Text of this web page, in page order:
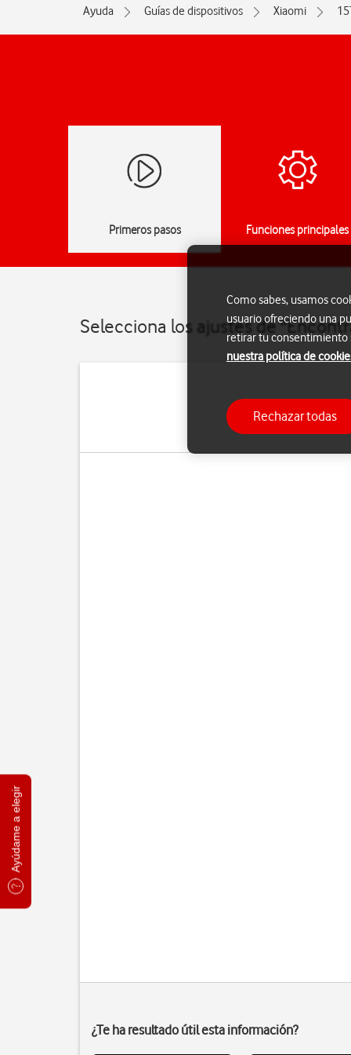
Ayúdame a elegir
Ayuda Guías de dispositivos Xiaomi
Primeros pasos Funciones principales
Selecciona los ajustes de
Con la función de
bloquearlo si ha sido
¿Te ha resultado útil esta información?
Como sabes, usamos
usuario ofreciendo una
retirar tu consentimiento
nuestra política de
Rechazar todas